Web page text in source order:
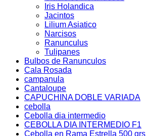
Iris Holandica
Jacintos
Lilium Asiatico
Narcisos
Ranunculus
Tulipanes
Bulbos de Ranunculos
Cala Rosada
campanula
Cantaloupe
CAPUCHINA DOBLE VARIADA
cebolla
Cebolla dia intermedio
CEBOLLA DIA INTERMEDIO F1
Cebolla en Rama Estrella 500 grs